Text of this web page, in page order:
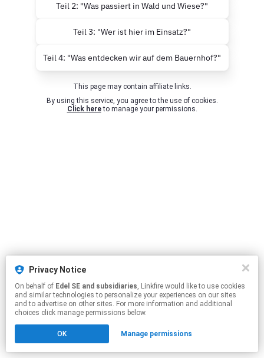
Teil 2: "Was passiert in Wald und Wiese?"
Teil 3: "Wer ist hier im Einsatz?"
Teil 4: "Was entdecken wir auf dem Bauernhof?"
This page may contain affiliate links.
Click hereto manage your permissions.
Privacy Notice
On behalf of Edel SE and subsidiaries, Linkfire would like to use cookies
and similar technologies to personalize your experiences on our sites
and to advertise on other sites. For more information and additional
choices click manage permissions below.
OK Manage permissions